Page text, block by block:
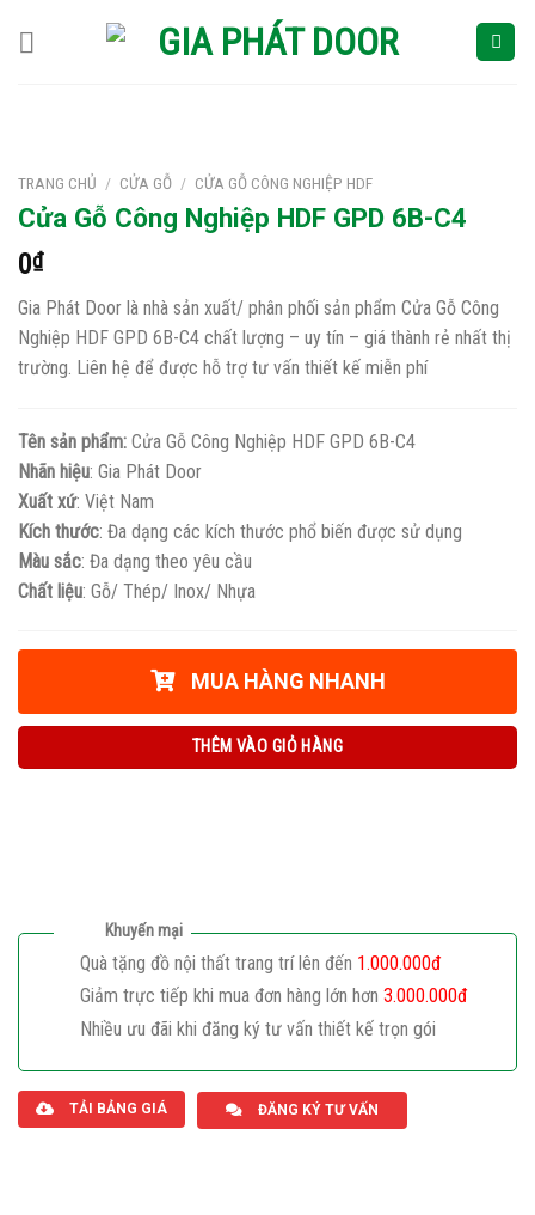
TRANG CHỦ / CỬA GỖ / CỬA GỖ CÔNG NGHIỆP HDF
Cửa Gỗ Công Nghiệp HDF GPD 6B-C4
0₫
Gia Phát Door là nhà sản xuất/ phân phối sản phẩm Cửa Gỗ Công
Nghiệp HDF GPD 6B-C4 chất lượng – uy tín – giá thành rẻ nhất thị
trường. Liên hệ để được hỗ trợ tư vấn thiết kế miễn phí
Tên sản phẩm: Cửa Gỗ Công Nghiệp HDF GPD 6B-C4
Nhãn hiệu: Gia Phát Door
Xuất xứ: Việt Nam
Kích thước: Đa dạng các kích thước phổ biến được sử dụng
Màu sắc: Đa dạng theo yêu cầu
Chất liệu: Gỗ/ Thép/ Inox/ Nhựa
MUA HÀNG NHANH
THÊM VÀO GIỎ HÀNG
Khuyến mại
Quà tặng đồ nội thất trang trí lên đến 1.000.000đ
Giảm trực tiếp khi mua đơn hàng lớn hơn 3.000.000đ
Nhiều ưu đãi khi đăng ký tư vấn thiết kế trọn gói
TẢI BẢNG GIÁ ĐĂNG KÝ TƯ VẤN